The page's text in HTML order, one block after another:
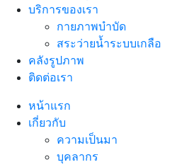
บริการของเรา
กายภาพบำบัด
สระว่ายน้ำระบบเกลือ
คลังรูปภาพ
ติดต่อเรา
หน้าแรก
เกี่ยวกับ
ความเป็นมา
บุคลากร